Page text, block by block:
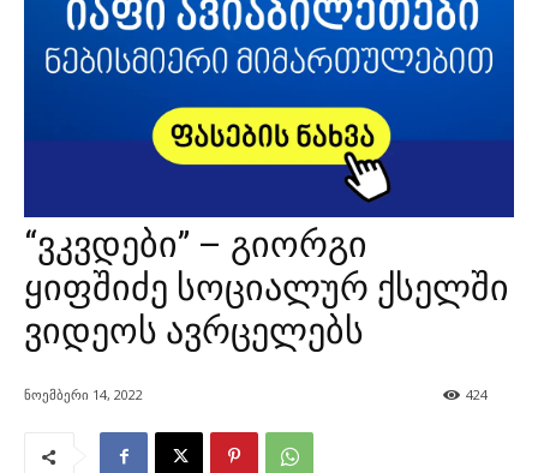
“ვკვდები” – გიორგი
ყიფშიძე სოციალურ ქსელში
ვიდეოს ავრცელებს
ნოემბერი 14, 2022 424